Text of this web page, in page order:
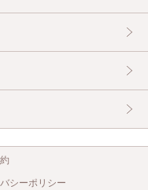
シーポリシー